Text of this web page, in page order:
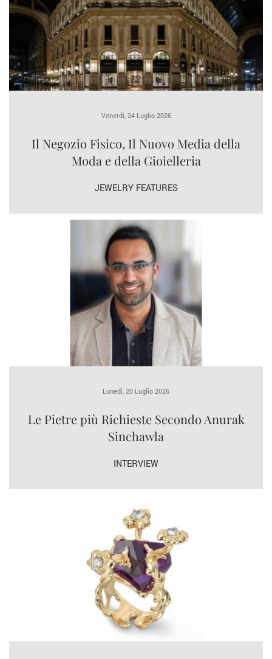
Venerdì, 24 Luglio 2026
Il Negozio Fisico, Il Nuovo Media della
Moda e della Gioielleria
JEWELRY FEATURES
Lunedì, 20 Luglio 2026
Le Pietre più Richieste Secondo Anurak
Sinchawla
INTERVIEW